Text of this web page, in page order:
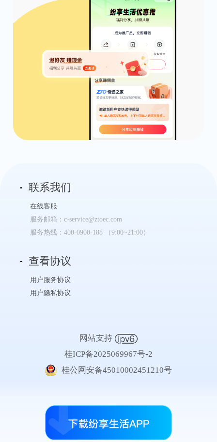
联系我们
在线客服
服务邮箱：c-service@ztoec.com
服务热线：400-0900-188 （9:00~21:00）
查看协议
用户服务协议
用户隐私协议
网站支持
桂ICP备2025069967号-2
桂公网安备45010002451210号